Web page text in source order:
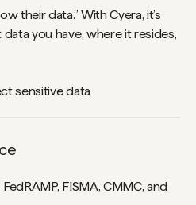
their data.” With Cyera, it’s
you have, where it resides,
FISMA, CMMC, and